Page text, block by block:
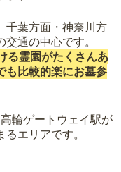
千葉方面・神奈川方
交通の中心です。
る霊園がたくさんあ
も比較的楽にお墓参
輪ゲートウェイ駅が
エリアです。